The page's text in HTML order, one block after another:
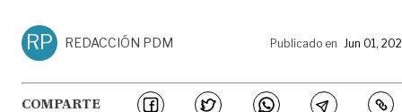
RP REDACCIÓN PDM Publicado en Jun 01,
COMPARTE